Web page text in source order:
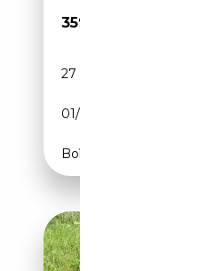
359 000€
27 500 km
01/1961
Boîte manuelle